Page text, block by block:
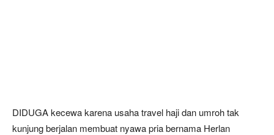
DIDUGA kecewa karena usaha travel haji dan umroh tak
kunjung berjalan membuat nyawa pria bernama Herlan